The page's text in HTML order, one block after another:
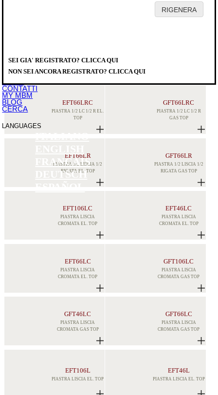
SERVICE
DOWNLOAD
EVENTI
NEWS
CONTATTI
MY MBM
BLOG
CERCA
LANGUAGES
FRANCAIS
DEUTSCH
SEI GIA' REGISTRATO? CLICCA QUI
NON SEI ANCORA REGISTRATO? CLICCA QUI
PRODOTTI >COTTURA MODULARE >MINIMA 600
FRY TOP
EFT66LRC
PIASTRA 1/2 LC 1/2 R EL.
TOP
GFT66LRC
PIASTRA 1/2 LC 1/2 R
GAS TOP
EFT66LR
PIASTRA 1/2 LISCIA 1/2
RIGATA EL. TOP
GFT66LR
PIASTRA 1/2 LISCIA 1/2
RIGATA GAS TOP
EFT106LC
PIASTRA LISCIA
CROMATA EL. TOP
EFT46LC
PIASTRA LISCIA
CROMATA EL. TOP
EFT66LC
PIASTRA LISCIA
CROMATA EL. TOP
GFT106LC
PIASTRA LISCIA
CROMATA GAS TOP
GFT46LC
PIASTRA LISCIA
CROMATA GAS TOP
GFT66LC
PIASTRA LISCIA
CROMATA GAS TOP
EFT106L
PIASTRA LISCIA EL. TOP
EFT46L
PIASTRA LISCIA EL. TOP